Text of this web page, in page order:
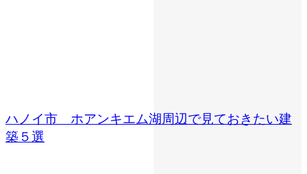
ハノイ市 ホアンキエム湖周辺で見ておきたい建
築５選